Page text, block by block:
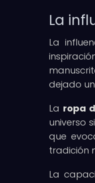
La
La
dejado
La ropa
universo
que
tradición
La